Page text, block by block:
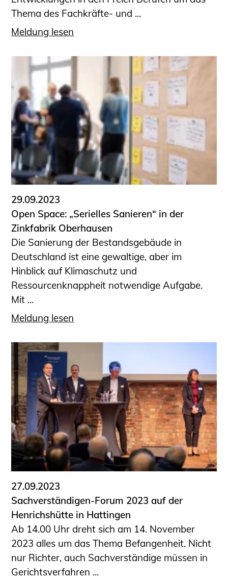
Thema des Fachkräfte- und ...
Meldung lesen
29.09.2023
Open Space: „Serielles Sanieren“ in der
Zinkfabrik Oberhausen
Die Sanierung der Bestandsgebäude in
Deutschland ist eine gewaltige, aber im
Hinblick auf Klimaschutz und
Ressourcenknappheit notwendige Aufgabe.
Mit ...
Meldung lesen
27.09.2023
Sachverständigen-Forum 2023 auf der
Henrichshütte in Hattingen
Ab 14.00 Uhr dreht sich am 14. November
2023 alles um das Thema Befangenheit. Nicht
nur Richter, auch Sachverständige müssen in
Gerichtsverfahren ...